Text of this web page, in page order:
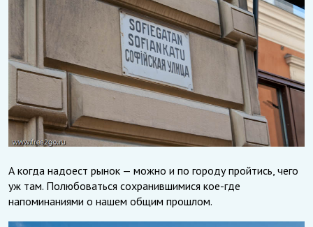
А когда надоест рынок — можно и по городу пройтись, чего
уж там. Полюбоваться сохранившимися кое-где
напоминаниями о нашем общим прошлом.